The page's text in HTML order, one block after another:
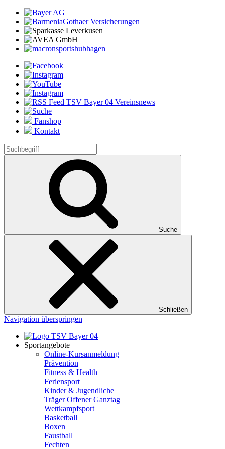
Fanshop
Kontakt
Suche
Schließen
Navigation überspringen
Sportangebote
Online-Kursanmeldung
Prävention
Fitness & Health
Feriensport
Kinder & Jugendliche
Träger Offener Ganztag
Wettkampfsport
Basketball
Boxen
Faustball
Fechten